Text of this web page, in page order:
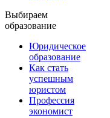
Выбираем
образование
Юридическое
образование
Как стать
успешным
юристом
Профессия
экономист